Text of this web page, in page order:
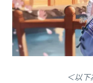
＜以